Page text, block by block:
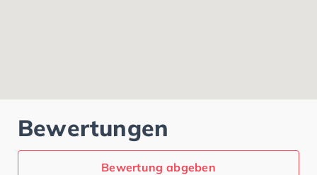
Bewertungen
Bewertung abgeben